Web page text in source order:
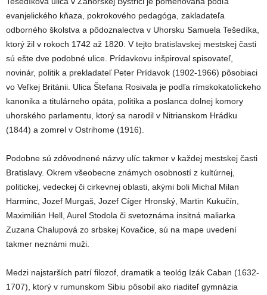
evanjelického kňaza, pokrokového pedagóga, zakladateľa
odborného školstva a pôdoznalectva v Uhorsku Samuela Tešedíka,
ktorý žil v rokoch 1742 až 1820. V tejto bratislavskej mestskej časti
sú ešte dve podobné ulice. Prídavkovu inšpiroval spisovateľ,
novinár, politik a prekladateľ Peter Prídavok (1902-1966) pôsobiaci
vo Veľkej Británii. Ulica Štefana Rosivala je podľa rímskokatolíckeho
kanonika a titulárneho opáta, politika a poslanca dolnej komory
uhorského parlamentu, ktorý sa narodil v Nitrianskom Hrádku
(1844) a zomrel v Ostrihome (1916).
Podobne sú zdôvodnené názvy ulíc takmer v každej mestskej časti
Bratislavy. Okrem všeobecne známych osobností z kultúrnej,
politickej, vedeckej či cirkevnej oblasti, akými boli Michal Milan
Harminc, Jozef Murgaš, Jozef Cíger Hronský, Martin Kukučín,
Maximilián Hell, Aurel Stodola či svetoznáma insitná maliarka
Zuzana Chalupová zo srbskej Kovačice, sú na mape uvedení
takmer neznámi muži.
Medzi najstarších patrí filozof, dramatik a teológ Izák Caban (1632-
1707), ktorý v rumunskom Sibiu pôsobil ako riaditeľ gymnázia